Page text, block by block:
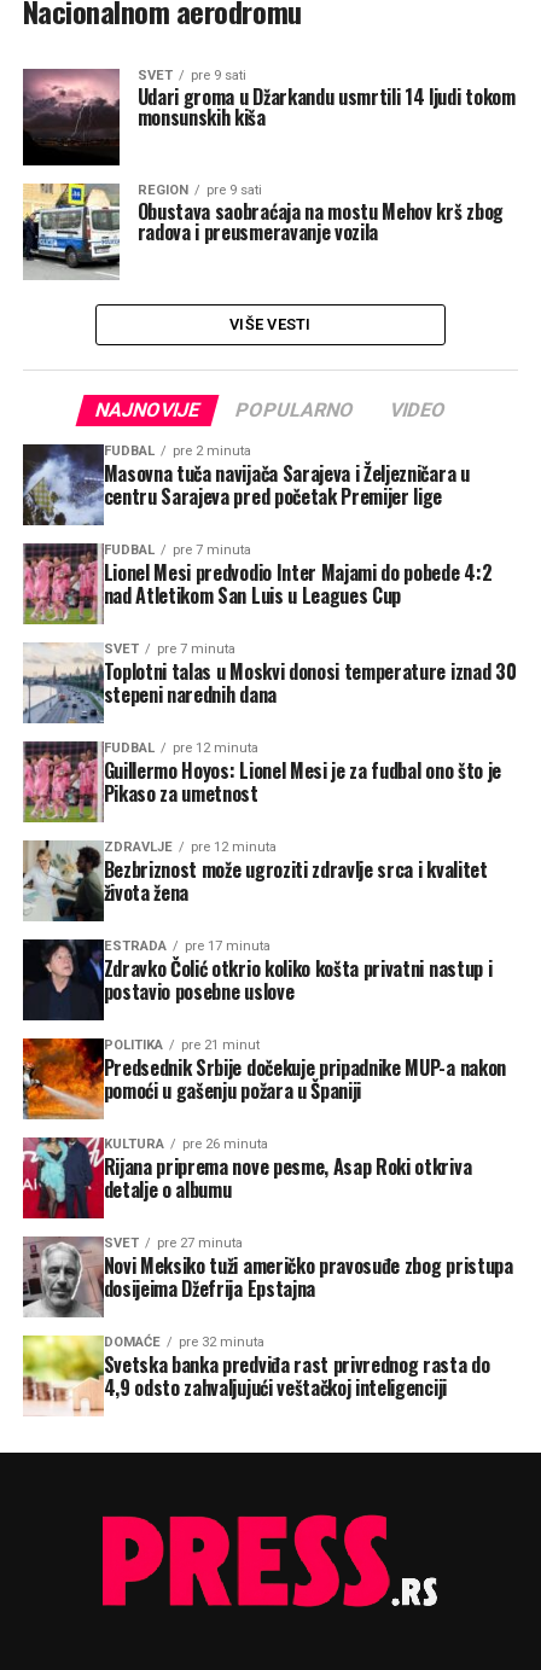
Nacionalnom aerodromu
SVET pre 9 sati
Udari groma u Džarkandu usmrtili 14 ljudi tokom
monsunskih kiša
REGION pre 9 sati
Obustava saobraćaja na mostu Mehov krš zbog
radova i preusmeravanje vozila
VIŠE VESTI
NAJNOVIJE POPULARNO VIDEO
FUDBAL pre 2 minuta
Masovna tuča navijača Sarajeva i Željezničara u
centru Sarajeva pred početak Premijer lige
FUDBAL pre 7 minuta
Lionel Mesi predvodio Inter Majami do pobede 4:2
nad Atletikom San Luis u Leagues Cup
SVET pre 7 minuta
Toplotni talas u Moskvi donosi temperature iznad 30
stepeni narednih dana
FUDBAL pre 12 minuta
Guillermo Hoyos: Lionel Mesi je za fudbal ono što je
Pikaso za umetnost
ZDRAVLJE pre 12 minuta
Bezbriznost može ugroziti zdravlje srca i kvalitet
života žena
ESTRADA pre 17 minuta
Zdravko Čolić otkrio koliko košta privatni nastup i
postavio posebne uslove
POLITIKA pre 21 minut
Predsednik Srbije dočekuje pripadnike MUP-a nakon
pomoći u gašenju požara u Španiji
KULTURA pre 26 minuta
Rijana priprema nove pesme, Asap Roki otkriva
detalje o albumu
SVET pre 27 minuta
Novi Meksiko tuži američko pravosuđe zbog pristupa
dosijeima Džefrija Epstajna
DOMAĆE pre 32 minuta
Svetska banka predviđa rast privrednog rasta do
4,9 odsto zahvaljujući veštačkoj inteligenciji